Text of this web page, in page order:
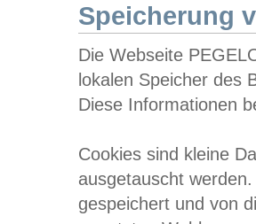
Speicherung
Die Webseite
lokalen Speicher des
Diese Informationen
Cookies sind kleine
ausgetauscht
gespeichert und von